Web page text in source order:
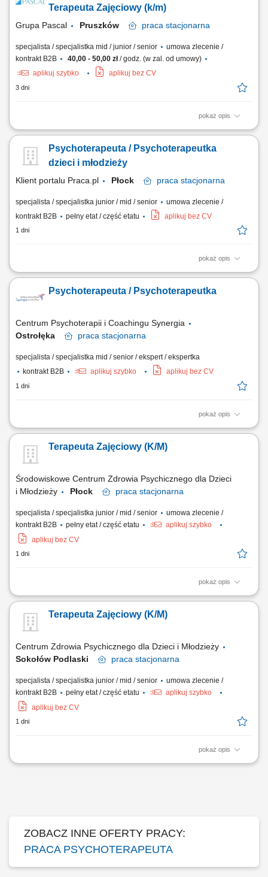
współpraca z zespołem specjalistów w ramach wspólnej platformy
Terapeuta Zajęciowy (k/m)
Grupa Pascal Pruszków praca stacjonarna
specjalista / specjalistka mid / junior / senior
umowa zlecenie /
kontrakt B2B
40,00 - 50,00 zł/ godz. (w zal. od umowy)
aplikuj szybko
aplikuj bez CV
3 dni
pokaż opis
Zadania: Prowadzenie zajęć teoretycznych i/lub praktycznych zgodnie z
przedmiotu, Przygotowanie i prowadzenie zajęć z słuchaczami.
Psychoterapeuta / Psychoterapeutka
dzieci i młodzieży
Klient portalu Praca.pl Płock praca stacjonarna
specjalista / specjalistka junior / mid / senior
umowa zlecenie /
kontrakt B2B
pełny etat / część etatu aplikuj bez CV
1 dni
pokaż opis
prowadzenie indywidualnej oraz grupowej pracy terapeutycznej z
psychologicznej; tworzenie i prowadzenie dokumentacji pacjentów
zgodnie ze standardami; budowanie relacji terapeutycznej z pacjentami
Psychoterapeuta / Psychoterapeutka
Centrum Psychoterapii i Coachingu Synergia
Ostrołęka
praca stacjonarna
specjalista / specjalistka mid / senior / ekspert / ekspertka
kontrakt B2B
aplikuj szybko aplikuj bez CV
1 dni
pokaż opis
Opis stanowiska: prowadzenie konsultacji psychologicznych oraz
komfortowo wyposażonym gabinecie w jednej z większych aglomeracji;
współpraca z zespołem specjalistów w ramach wspólnej platformy
Terapeuta Zajęciowy (K/M)
Środowiskowe Centrum Zdrowia Psychicznego dla Dzieci
i Młodzieży
Płock praca stacjonarna
specjalista / specjalistka junior / mid / senior
umowa zlecenie /
kontrakt B2B
pełny etat / część etatu
aplikuj szybko
aplikuj bez CV
1 dni
pokaż opis
Zakres obowiązków: motywowanie uczestników do udziału w terapii
terapeutycznych dla uczestników i ich prowadzenie zgodnie z planem
pracy; prowadzenie pracowni terapii zajęciowej i samej terapii z
Terapeuta Zajęciowy (K/M)
Centrum Zdrowia Psychicznego dla Dzieci i Młodzieży
Sokołów Podlaski
praca stacjonarna
specjalista / specjalistka junior / mid / senior
umowa zlecenie /
kontrakt B2B
pełny etat / część etatu
aplikuj szybko
aplikuj bez CV
1 dni
pokaż opis
motywowanie uczestników do udziału w terapii zajęciowej
ZOBACZ INNE OFERTY PRACY:
PRACA PSYCHOTERAPEUTA